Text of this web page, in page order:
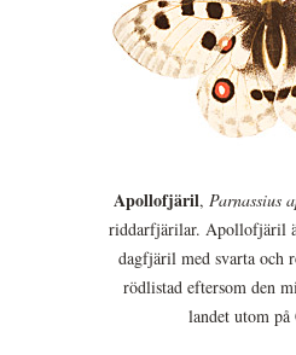
Apollofjäril, Parnassius
riddarfjärilar. Apollofjäril
dagfjäril med svarta och
rödlistad eftersom den
landet utom på